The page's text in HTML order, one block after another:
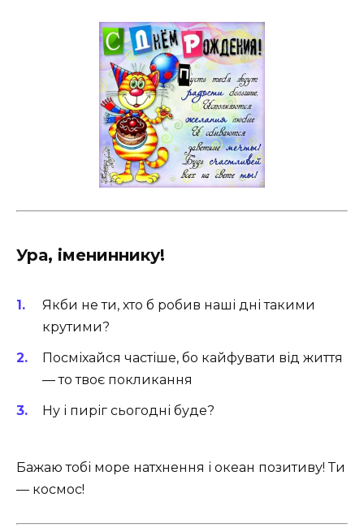
Ура, імениннику!
Якби не ти, хто б робив наші дні такими
крутими?
Посміхайся частіше, бо кайфувати від життя
— то твоє покликання
Ну і пиріг сьогодні буде?
Бажаю тобі море натхнення і океан позитиву! Ти
— космос!